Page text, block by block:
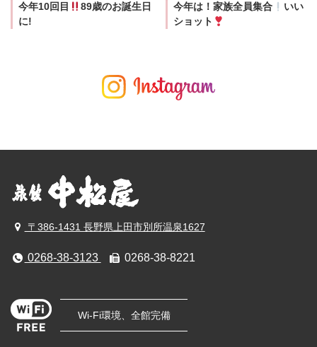
今年10回目
89歳のお誕生日
に!
今年は！家族全員集合
いい
ショット
〒386-1431 長野県上田市別所温泉1627
0268-38-3123 0268-38-8221
Wi-Fi環境、全館完備